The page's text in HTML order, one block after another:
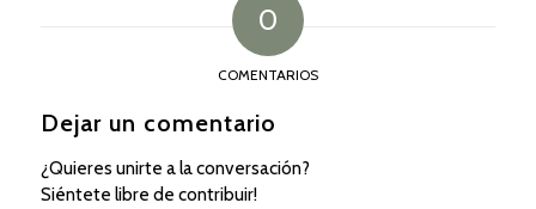
0
COMENTARIOS
Dejar un comentario
¿Quieres unirte a la conversación?
Siéntete libre de contribuir!